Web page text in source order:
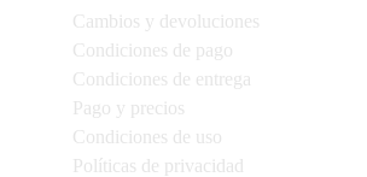
Cambios y devoluciones
Condiciones de pago
Condiciones de entrega
Pago y precios
Condiciones de uso
Políticas de privacidad